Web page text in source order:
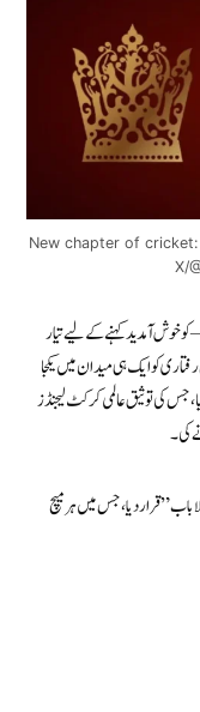
New chapter of
خوش آمدید کہنے کے لیے تیار
کرکٹ کی حکمت عملی اور ٹی20 کی برق رفتاری کو ایک ہی میدان میں یکجا
جس کی توثیق عالمی کرکٹ لیجنڈز
کی۔
قرار دیا، جس میں ہر میچ